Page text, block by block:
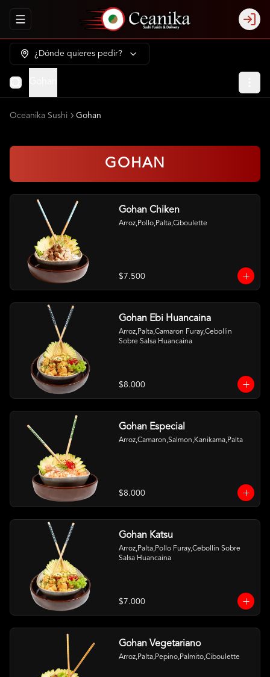
Abrir menu de navegación Login
¿Dónde quieres pedir?
Oceanika Sushi Gohan
GOHAN
Gohan Chiken
Arroz,Pollo,Palta,Ciboulette
$7.500
Gohan Ebi Huancaina
Arroz,Palta,Camaron Furay,Cebollin
Sobre Salsa Huancaina
$8.000
Gohan Especial
Arroz,Camaron,Salmon,Kanikama,Palta
$8.000
Gohan Katsu
Arroz,Palta,Pollo Furay,Cebollin Sobre
Salsa Huancaina
$7.000
Gohan Vegetariano
Arroz,Palta,Pepino,Palmito,Ciboulette